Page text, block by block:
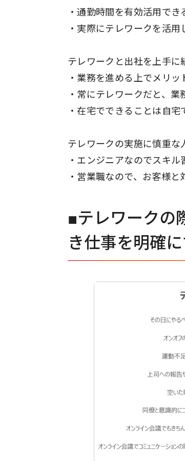
・通勤時間を有効活用でき
・実際にテレワークを活
テレワークと出社を上手に
・業務を進める上でメリ
・常にテレワークだと、業
・在宅でできることは自
テレワークの実施に慎重な
・エンジニアなのでスキ
・営業職なので、お客様と
■テレワークの
き仕事を明確